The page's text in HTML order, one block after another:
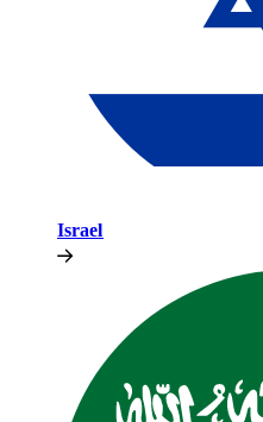
Israel​​